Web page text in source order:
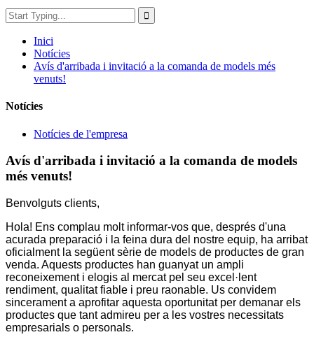
Inici
Notícies
Avís d'arribada i invitació a la comanda de models més
venuts!
Notícies
Notícies de l'empresa
Avís d'arribada i invitació a la comanda de models
més venuts!
Benvolguts clients,
Hola! Ens complau molt informar-vos que, després d'una
acurada preparació i la feina dura del nostre equip, ha arribat
oficialment la següent sèrie de models de productes de gran
venda. Aquests productes han guanyat un ampli
reconeixement i elogis al mercat pel seu excel·lent
rendiment, qualitat fiable i preu raonable. Us convidem
sincerament a aprofitar aquesta oportunitat per demanar els
productes que tant admireu per a les vostres necessitats
empresarials o personals.